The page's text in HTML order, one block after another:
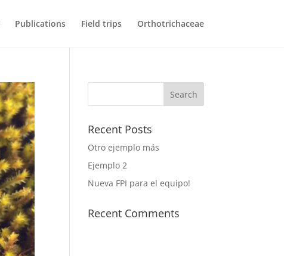
Publications Field trips Orthotrichaceae
Recent Posts
Otro ejemplo más
Ejemplo 2
Nueva FPI para el equipo!
Recent Comments